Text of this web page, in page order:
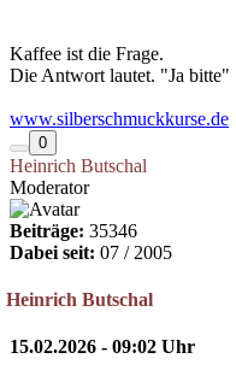
Kaffee ist die Frage.
Die Antwort lautet. "Ja bitte"
www.silberschmuckkurse.de
0
Heinrich Butschal
Moderator
Beiträge: 35346
Dabei seit: 07 / 2005
Heinrich Butschal
15.02.2026 - 09:02 Uhr